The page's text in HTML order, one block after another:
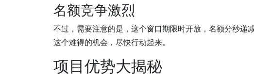
名额竞争激烈
不过，需要注意的是，这个窗口期限时开放，名额分秒
这个难得的机会，尽快行动起来。
项目优势大揭秘